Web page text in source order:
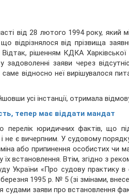
від 28 лютого 1994 року, який
відрізнялося від прізвища
рішенням КДКА Харківської
заяви через
відносно неї вирішувалося
усі інстанції, отримала
тепер має віддати мандат
перелік юридичних фактів, що
є вичерпним. У судовому
або припинення особистих чи
встановлення. Втім, згідно з
України «Про судову практику в
1995 р. № 5 (зі змінами,
заяви про встановлення